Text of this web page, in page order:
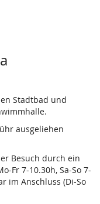
Stadtbad und
ausgeliehen
Besuch durch ein
Fr 7-10.30h, Sa-So 7-
im Anschluss (Di-So